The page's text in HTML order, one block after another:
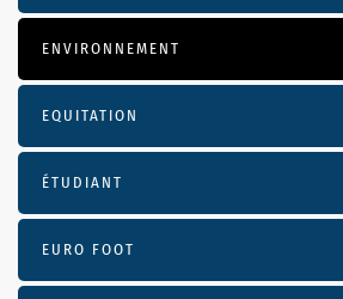
ENVIRONNEMENT
EQUITATION
ÉTUDIANT
EURO FOOT